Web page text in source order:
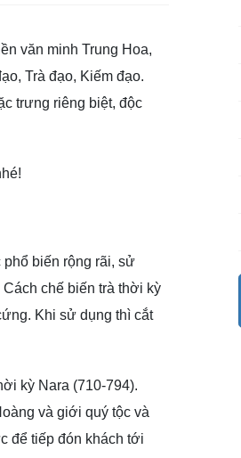
văn minh Trung Hoa,
Trà đạo, Kiếm đạo.
trưng riêng biệt, độc
biến rộng rãi, sử
chế biến trà thời kỳ
Khi sử dụng thì cắt
kỳ Nara (710-794).
và giới quý tộc và
để tiếp đón khách tới